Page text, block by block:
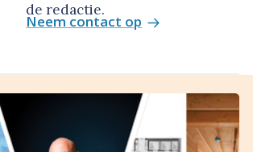
de redactie.
Neem contact op